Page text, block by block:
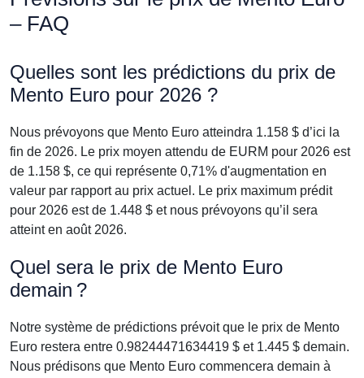
– FAQ
Quelles sont les prédictions du prix de
Mento Euro pour 2026 ?
Nous prévoyons que Mento Euro atteindra 1.158 $ d’ici la
fin de 2026. Le prix moyen attendu de EURM pour 2026 est
de 1.158 $, ce qui représente 0,71% d'augmentation en
valeur par rapport au prix actuel. Le prix maximum prédit
pour 2026 est de 1.448 $ et nous prévoyons qu’il sera
atteint en août 2026.
Quel sera le prix de Mento Euro
demain ?
Notre système de prédictions prévoit que le prix de Mento
Euro restera entre 0.98244471634419 $ et 1.445 $ demain.
Nous prédisons que Mento Euro commencera demain à